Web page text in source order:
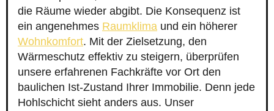
die Räume wieder abgibt. Die Konsequenz ist
ein angenehmes Raumklima und ein höherer
Wohnkomfort. Mit der Zielsetzung, den
Wärmeschutz effektiv zu steigern, überprüfen
unsere erfahrenen Fachkräfte vor Ort den
baulichen Ist-Zustand Ihrer Immobilie. Denn jede
Hohlschicht sieht anders aus. Unser